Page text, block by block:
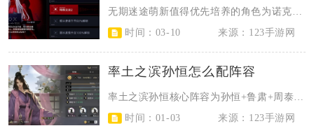
时间：03-10
来源：123手游网
率土之滨孙恒怎么配阵容
时间：01-03
来源：123手游网